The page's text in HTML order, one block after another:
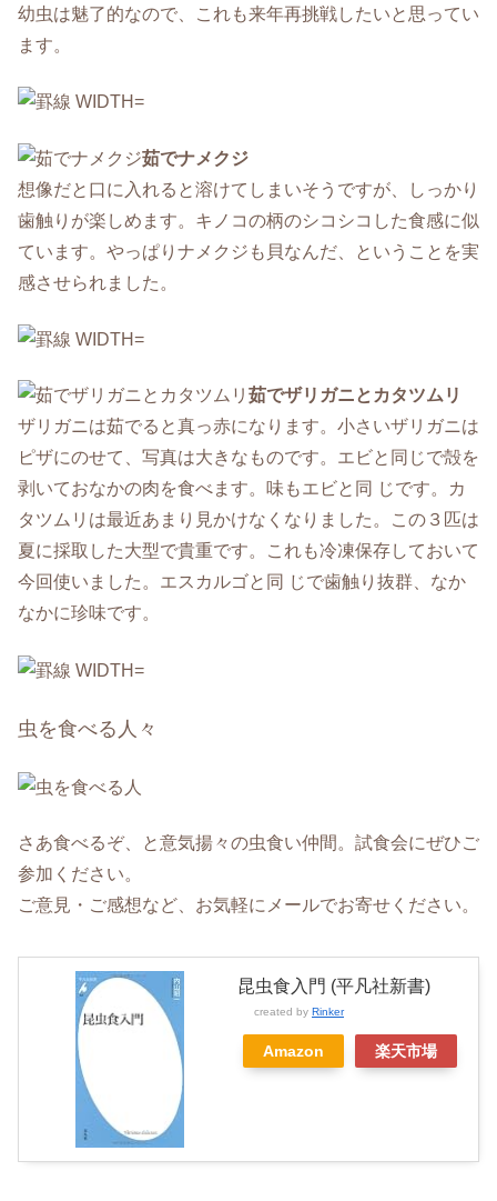
幼虫は魅了的なので、これも来年再挑戦したいと思ってい
ます。
茹でナメクジ
想像だと口に入れると溶けてしまいそうですが、しっかり
歯触りが楽しめます。キノコの柄のシコシコした食感に似
ています。やっぱりナメクジも貝なんだ、ということを実
感させられました。
茹でザリガニとカタツムリ
ザリガニは茹でると真っ赤になります。小さいザリガニは
ピザにのせて、写真は大きなものです。エビと同じで殻を
剥いておなかの肉を食べます。味もエビと同 じです。カ
タツムリは最近あまり見かけなくなりました。この３匹は
夏に採取した大型で貴重です。これも冷凍保存しておいて
今回使いました。エスカルゴと同 じで歯触り抜群、なか
なかに珍味です。
虫を食べる人々
さあ食べるぞ、と意気揚々の虫食い仲間。試食会にぜひご
参加ください。
ご意見・ご感想など、お気軽にメールでお寄せください。
昆虫食入門 (平凡社新書)
created by Rinker
Amazon 楽天市場